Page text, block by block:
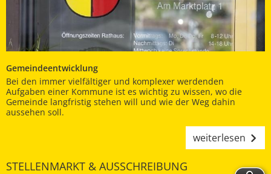
Gemeindeentwicklung
Bei den immer vielfältiger und komplexer werdenden
Aufgaben einer Kommune ist es wichtig zu wissen, wo die
Gemeinde langfristig stehen will und wie der Weg dahin
aussehen soll.
weiterlesen
STELLENMARKT & AUSSCHREIBUNG